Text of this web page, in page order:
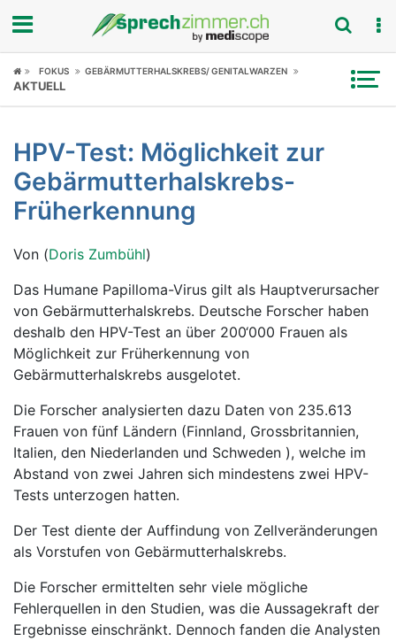
Fokus
Symptome
Untersuchungen
News
Ratgeber
Rubriken
FOKUS GEBÄRMUTTERHALSKREBS/ GENITALWARZEN
AKTUELL
HPV-Test: Möglichkeit zur
Gebärmutterhalskrebs-
Früherkennung
Von (Doris Zumbühl)
Das Humane Papilloma-Virus gilt als Hauptverursacher
von Gebärmutterhalskrebs. Deutsche Forscher haben
deshalb den HPV-Test an über 200‘000 Frauen als
Möglichkeit zur Früherkennung von
Gebärmutterhalskrebs ausgelotet.
Die Forscher analysierten dazu Daten von 235.613
Frauen von fünf Ländern (Finnland, Grossbritannien,
Italien, den Niederlanden und Schweden ), welche im
Abstand von zwei Jahren sich mindestens zwei HPV-
Tests unterzogen hatten.
Der Test diente der Auffindung von Zellveränderungen
als Vorstufen von Gebärmutterhalskrebs.
Die Forscher ermittelten sehr viele mögliche
Fehlerquellen in den Studien, was die Aussagekraft der
Ergebnisse einschränkt. Dennoch fanden die Analysten